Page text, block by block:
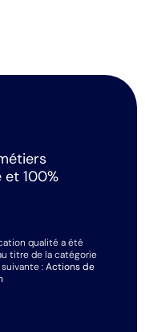
et 100%
qualité a été
titre de la catégorie
:Actions de